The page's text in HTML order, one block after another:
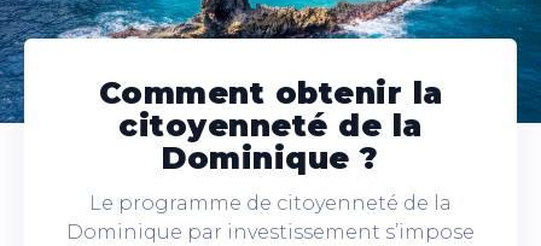
Comment obtenir la
citoyenneté de la
Dominique ?
Le programme de citoyenneté de la
Dominique par investissement s’impose